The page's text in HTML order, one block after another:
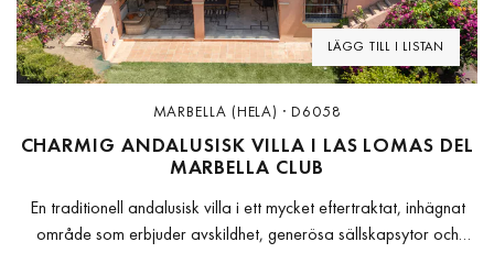
LÄGG TILL I LISTAN
MARBELLA (HELA) · D6058
CHARMIG ANDALUSISK VILLA I LAS LOMAS DEL
MARBELLA CLUB
En traditionell andalusisk villa i ett mycket eftertraktat, inhägnat
område som erbjuder avskildhet, generösa sällskapsytor och